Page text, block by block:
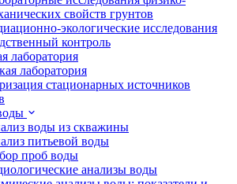
свойств грунтов
экологические исследования
контроль
лаборатория
лаборатория
стационарных источников
воды из скважины
питьевой воды
проб воды
анализы воды